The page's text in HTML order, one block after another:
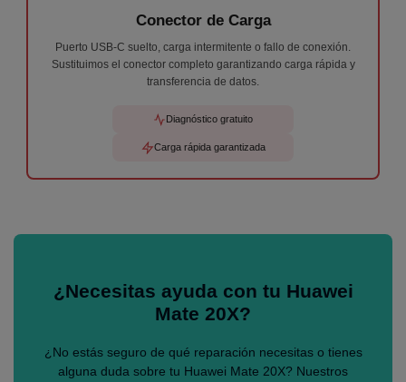
Conector de Carga
Puerto USB-C suelto, carga intermitente o fallo de conexión.
Sustituimos el conector completo garantizando carga rápida y
transferencia de datos.
Diagnóstico gratuito
Carga rápida garantizada
¿Necesitas ayuda con tu Huawei
Mate 20X?
¿No estás seguro de qué reparación necesitas o tienes
alguna duda sobre tu Huawei Mate 20X? Nuestros